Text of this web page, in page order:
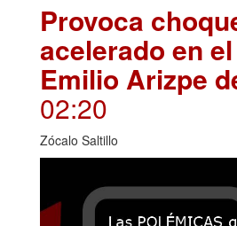
Provoca
acelerado en
Emilio Arizpe
02:20
Zócalo Saltillo